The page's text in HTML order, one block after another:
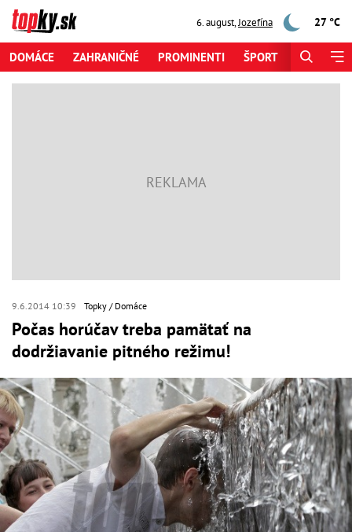
6. august,Jozefína 27 °C
DOMÁCE ZAHRANIČNÉ PROMINENTI ŠPORT
9.6.2014 10:39 Topky Domáce
Počas horúčav treba pamätať na
dodržiavanie pitného režimu!